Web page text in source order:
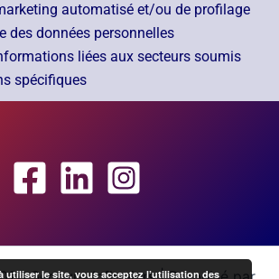
automatisé et/ou de profilage
des données personnelles
liées aux secteurs soumis
spécifiques
utiliser le site, vous acceptez l’utilisation des